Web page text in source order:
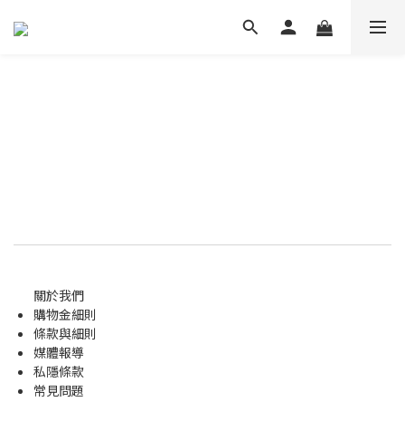
關於我們
購物金細則
條款與細則
媒體報導
私隱條款
常見問題